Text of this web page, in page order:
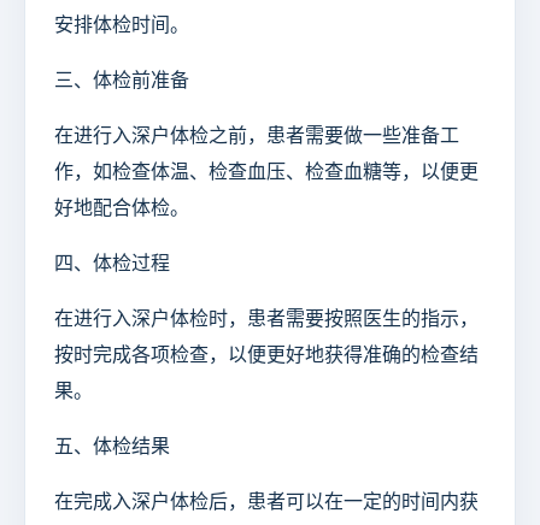
安排体检时间。
三、体检前准备
在进行入深户体检之前，患者需要做一些准备工
作，如检查体温、检查血压、检查血糖等，以便更
好地配合体检。
四、体检过程
在进行入深户体检时，患者需要按照医生的指示，
按时完成各项检查，以便更好地获得准确的检查结
果。
五、体检结果
在完成入深户体检后，患者可以在一定的时间内获